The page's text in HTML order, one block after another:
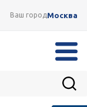
Ваш городМосква